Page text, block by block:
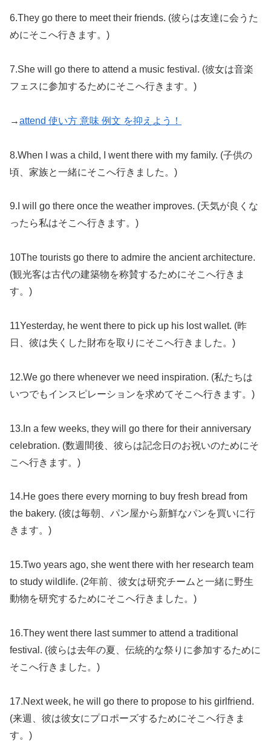
6.They go there to meet their friends. (彼らは友達に会うた
めにそこへ行きます。)
7.She will go there to attend a music festival. (彼女は音楽
フェスに参加するためにそこへ行きます。)
→attend 使い方 意味 例文 を抑えよう！
8.When I was a child, I went there with my family. (子供の
頃、家族と一緒にそこへ行きました。)
9.I will go there once the weather improves. (天気が良くな
ったら私はそこへ行きます。)
10The tourists go there to admire the ancient architecture.
(観光客は古代の建築物を称賛するためにそこへ行きま
す。)
11Yesterday, he went there to pick up his lost wallet. (昨
日、彼は失くした財布を取りにそこへ行きました。)
12.We go there whenever we need inspiration. (私たちは
いつでもインスピレーションを求めてそこへ行きます。)
13.In a few weeks, they will go there for their anniversary
celebration. (数週間後、彼らは記念日のお祝いのためにそ
こへ行きます。)
14.He goes there every morning to buy fresh bread from
the bakery. (彼は毎朝、パン屋から新鮮なパンを買いに行
きます。)
15.Two years ago, she went there with her research team
to study wildlife. (2年前、彼女は研究チームと一緒に野生
動物を研究するためにそこへ行きました。)
16.They went there last summer to attend a traditional
festival. (彼らは去年の夏、伝統的な祭りに参加するために
そこへ行きました。)
17.Next week, he will go there to propose to his girlfriend.
(来週、彼は彼女にプロポーズするためにそこへ行きま
す。)